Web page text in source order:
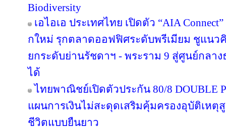
Biodiversity
เอไอเอ ประเทศไทย เปิดตัว “AIA
กใหม่ รุกตลาดออฟฟิศระดับพรีเมียม ชูแนวคิด
ยกระดับย่านรัชดาฯ - พระราม 9 สู่ศูนย์กลา
ได้
ไทยพาณิชย์เปิดตัวประกัน 80/8 DOUBLE
แผนการเงินไม่สะดุดเสริมคุ้มครองอุบัติเหตุ
ชีวิตแบบยืนยาว